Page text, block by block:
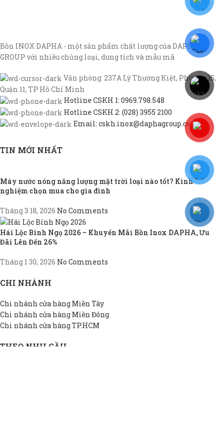
Bồn INOX DAPHA - một sản phẩm chất lượng của DAPHA
GROUP với nhiều chủng loại, dung tích và mẫu mã
Văn phòng: 237A Lý Thường Kiệt, Phường 15,
Quận 11, TP Hồ Chí Minh
Hotline CSKH 1: 0969.798.548
Hotline CSKH 2: (028) 3955 2100
Email: cskh.inox@daphagroup.com
TIN MỚI NHẤT
Máy nước nóng năng lượng mặt trời loại nào tốt? Kinh
nghiệm chọn mua cho gia đình
Tháng 3 18, 2026 No Comments
Hái Lộc Bính Ngọ 2026 – Khuyến Mãi Bồn Inox DAPHA, Ưu
Đãi Lên Đến 26%
Tháng 1 30, 2026 No Comments
CHI NHÁNH
Chi nhánh cửa hàng Miền Tây
Chi nhánh cửa hàng Miền Đông
Chi nhánh cửa hàng TP.HCM
THEO NHU CẦU